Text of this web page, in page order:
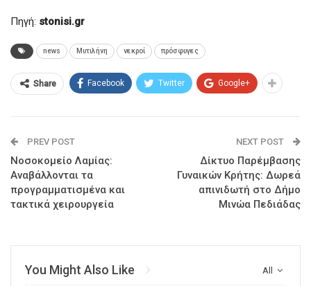
Πηγή: stonisi.gr
news Μυτιλήνη νεκροί πρόσφυγες
Share Facebook Twitter Google+
PREV POST
Νοσοκομείο Λαμίας:
Αναβάλλονται τα
προγραμματισμένα και
τακτικά χειρουργεία
NEXT POST
Δίκτυο Παρέμβασης
Γυναικών Κρήτης: Δωρεά
απινιδωτή στο Δήμο
Μινώα Πεδιάδας
All
You Might Also Like